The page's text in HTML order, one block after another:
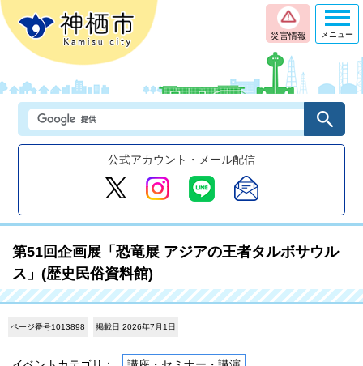
災害情報
公式アカウント・メール配信
メニュー
第51回企画展「恐竜展 アジアの王者タルボサウル
ス」(歴史民俗資料館)
ページ番号1013898 掲載日 2026年7月1日